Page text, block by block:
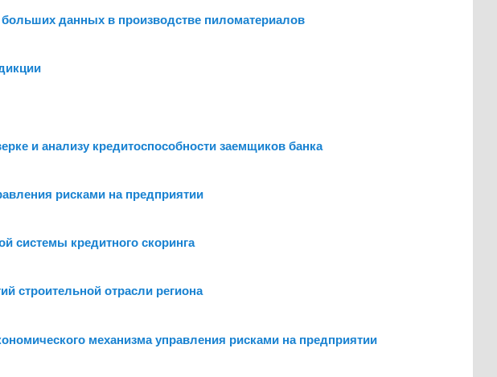
данных в производстве пиломатериалов
и анализу кредитоспособности заемщиков банка
рисками на предприятии
системы кредитного скоринга
строительной отрасли региона
механизма управления рисками на предприятии